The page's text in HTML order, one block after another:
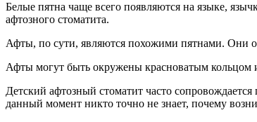
Белые пятна чаще всего появляются на языке,
афтозного стоматита.
Афты, по сути, являются похожими пятнами. Они
Афты могут быть окружены красноватым кольцом
Детский афтозный стоматит часто
данный момент никто точно не знает, почему